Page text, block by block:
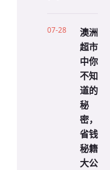
07-28
澳洲
超市
中你
不知
道的
秘
密，
省钱
秘籍
大公